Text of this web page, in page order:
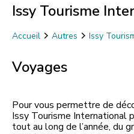
Issy Tourisme
Accueil Autres Issy
Voyages
Pour vous permettre de
Issy Tourisme International
tout au long de l’année, du